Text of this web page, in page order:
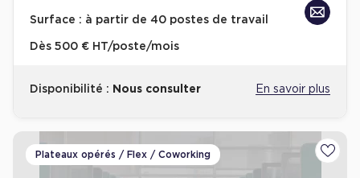
Surface : à partir de 40 postes de travail
Dès 500 € HT/poste/mois
Disponibilité : Nous consulter En savoir plus
Plateaux opérés / Flex / Coworking